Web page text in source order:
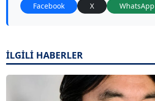
Facebook X WhatsApp
İLGİLİ HABERLER